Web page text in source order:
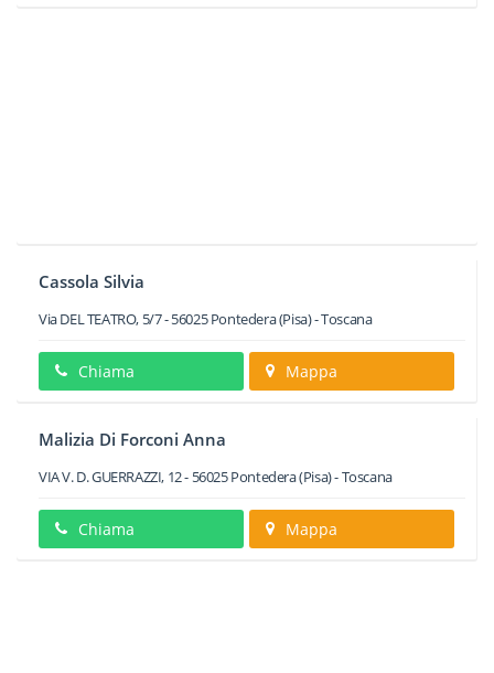
Cassola Silvia
Via DEL TEATRO, 5/7-56025 Pontedera(Pisa) -Toscana
Chiama Mappa
Malizia Di Forconi Anna
VIA V. D. GUERRAZZI, 12- 56025Pontedera(Pisa) -Toscana
Chiama Mappa